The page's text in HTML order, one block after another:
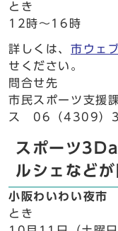
とき
12時～16時
詳しくは、 市ウェ
せください。
問合せ先
市民スポーツ支
ス 06（4309）
スポーツ
ルシェなどが
小阪わいわい夜市
とき